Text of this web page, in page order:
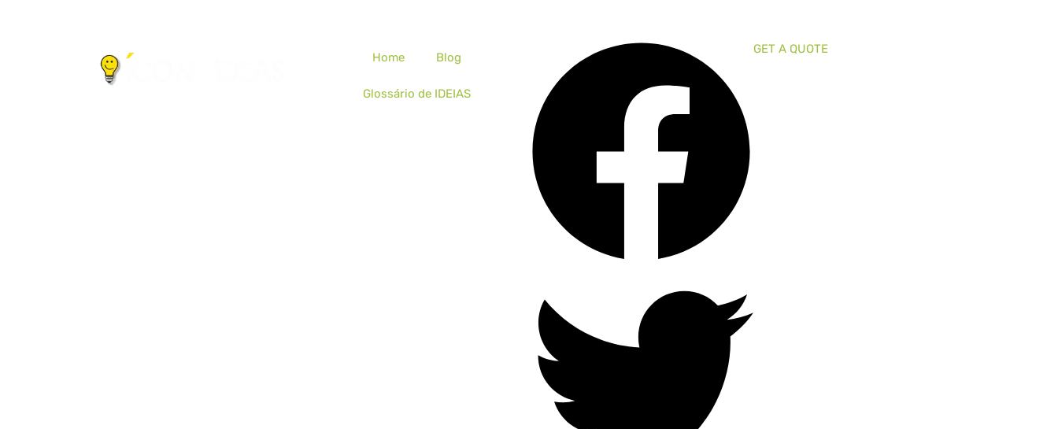
Home Blog
Glossário de IDEIAS
GET A QUOTE